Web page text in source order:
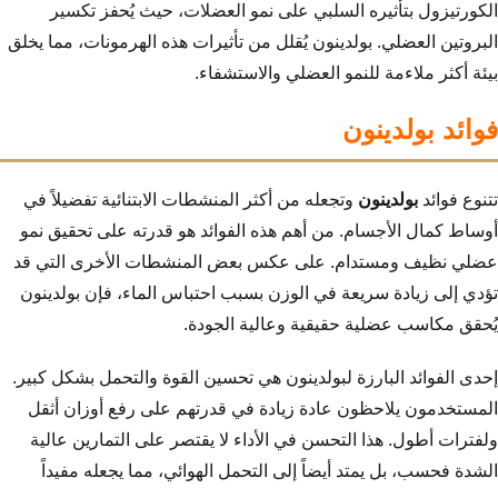
الكورتيزول بتأثيره السلبي على نمو العضلات، حيث يُحفز تكسير
البروتين العضلي. بولدينون يُقلل من تأثيرات هذه الهرمونات، مما يخلق
بيئة أكثر ملاءمة للنمو العضلي والاستشفاء.
فوائد بولدينون
تتنوع فوائد بولدينون وتجعله من أكثر المنشطات الابتنائية تفضيلاً في
أوساط كمال الأجسام. من أهم هذه الفوائد هو قدرته على تحقيق نمو
عضلي نظيف ومستدام. على عكس بعض المنشطات الأخرى التي قد
تؤدي إلى زيادة سريعة في الوزن بسبب احتباس الماء، فإن بولدينون
يُحقق مكاسب عضلية حقيقية وعالية الجودة.
إحدى الفوائد البارزة لبولدينون هي تحسين القوة والتحمل بشكل كبير.
المستخدمون يلاحظون عادة زيادة في قدرتهم على رفع أوزان أثقل
ولفترات أطول. هذا التحسن في الأداء لا يقتصر على التمارين عالية
الشدة فحسب، بل يمتد أيضاً إلى التحمل الهوائي، مما يجعله مفيداً